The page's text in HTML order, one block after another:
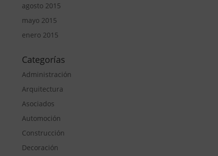
agosto 2015
mayo 2015
enero 2015
Categorías
Administración
Arquitectura
Asociados
Automoción
Construcción
Decoración